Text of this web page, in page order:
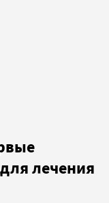
лечения